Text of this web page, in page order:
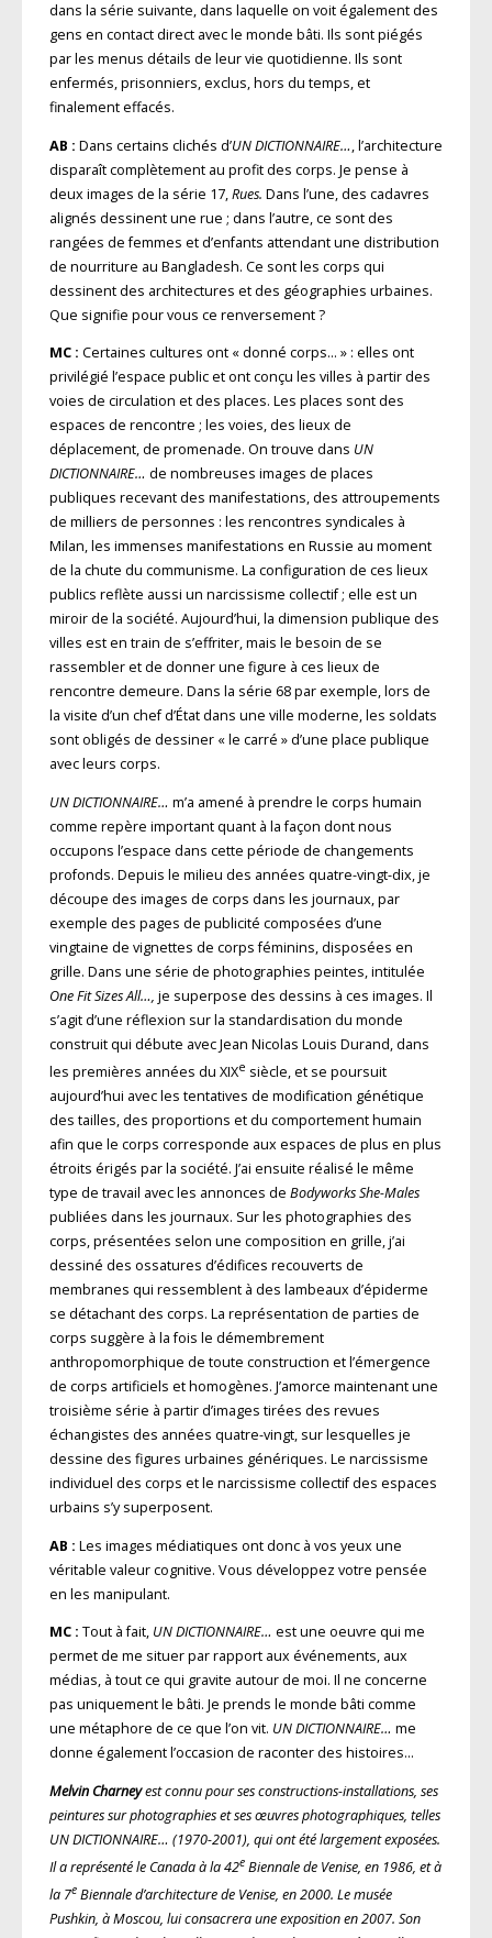
dans la série suivante, dans laquelle on voit également des
gens en contact direct avec le monde bâti. Ils sont piégés
par les menus détails de leur vie quotidienne. Ils sont
enfermés, prisonniers, exclus, hors du temps, et
finalement effacés.
AB : Dans certains clichés d’UN DICTIONNAIRE…, l’architecture
disparaît complètement au profit des corps. Je pense à
deux images de la série 17,Rues. Dans l’une, des cadavres
alignés dessinent une rue ; dans l’autre, ce sont des
rangées de femmes et d’enfants attendant une distribution
de nourriture au Bangladesh. Ce sont les corps qui
dessinent des architectures et des géographies urbaines.
Que signifie pour vous ce renversement ?
MC : Certaines cultures ont « donné corps… » : elles ont
privilégié l’espace public et ont conçu les villes à partir des
voies de circulation et des places. Les places sont des
espaces de rencontre ; les voies, des lieux de
déplacement, de promenade. On trouve dans UN
DICTIONNAIRE… de nombreuses images de places
publiques recevant des manifestations, des attroupements
de milliers de personnes : les rencontres syndicales à
Milan, les immenses manifestations en Russie au moment
de la chute du communisme. La configuration de ces lieux
publics reflète aussi un narcissisme collectif ; elle est un
miroir de la société. Aujourd’hui, la dimension publique des
villes est en train de s’effriter, mais le besoin de se
rassembler et de donner une figure à ces lieux de
rencontre demeure. Dans la série 68 par exemple, lors de
la visite d’un chef d’État dans une ville moderne, les soldats
sont obligés de dessiner « le carré » d’une place publique
avec leurs corps.
UN DICTIONNAIRE… m’a amené à prendre le corps humain
comme repère important quant à la façon dont nous
occupons l’espace dans cette période de changements
profonds. Depuis le milieu des années quatre-vingt-dix, je
découpe des images de corps dans les journaux, par
exemple des pages de publicité composées d’une
vingtaine de vignettes de corps féminins, disposées en
grille. Dans une série de photographies peintes, intitulée
One Fit Sizes All…, je superpose des dessins à ces images. Il
s’agit d’une réflexion sur la standardisation du monde
construit qui débute avec Jean Nicolas Louis Durand, dans
les premières années du XIXe siècle, et se poursuit
aujourd’hui avec les tentatives de modification génétique
des tailles, des proportions et du comportement humain
afin que le corps corresponde aux espaces de plus en plus
étroits érigés par la société. J’ai ensuite réalisé le même
type de travail avec les annonces de Bodyworks She-Males
publiées dans les journaux. Sur les photographies des
corps, présentées selon une composition en grille, j’ai
dessiné des ossatures d’édifices recouverts de
membranes qui ressemblent à des lambeaux d’épiderme
se détachant des corps. La représentation de parties de
corps suggère à la fois le démembrement
anthropomorphique de toute construction et l’émergence
de corps artificiels et homogènes. J’amorce maintenant une
troisième série à partir d’images tirées des revues
échangistes des années quatre-vingt, sur lesquelles je
dessine des figures urbaines génériques. Le narcissisme
individuel des corps et le narcissisme collectif des espaces
urbains s’y superposent.
AB : Les images médiatiques ont donc à vos yeux une
véritable valeur cognitive. Vous développez votre pensée
en les manipulant.
MC : Tout à fait, UN DICTIONNAIRE… est une oeuvre qui me
permet de me situer par rapport aux événements, aux
médias, à tout ce qui gravite autour de moi. Il ne concerne
pas uniquement le bâti. Je prends le monde bâti comme
une métaphore de ce que l’on vit. UN DICTIONNAIRE… me
donne également l’occasion de raconter des histoires…
Melvin Charneyest connu pour ses constructions-installations, ses
peintures sur photographies et ses œuvres photographiques, telles
UN DICTIONNAIRE… (1970-2001), qui ont été largement exposées.
Il a représenté le Canada à la 42eBiennale de Venise, en 1986, et à
la 7eBiennale d’architecture de Venise, en 2000. Le musée
Pushkin, à Moscou, lui consacrera une exposition en 2007. Son